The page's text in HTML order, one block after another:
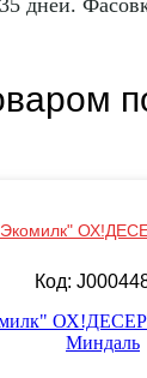
дней.
Код: